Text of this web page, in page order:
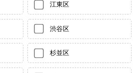
江東区
渋谷区
杉並区